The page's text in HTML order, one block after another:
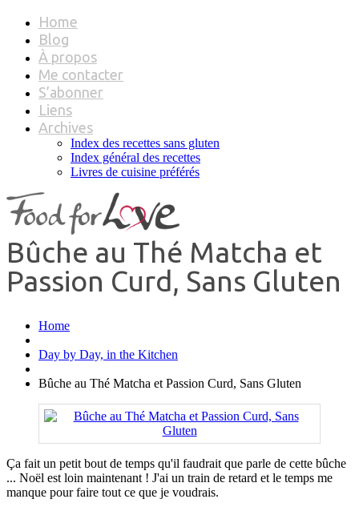
Home
Blog
À propos
Me contacter
S’abonner
Liens
Archives
Index des recettes sans gluten
Index général des recettes
Livres de cuisine préférés
Bûche au Thé Matcha et
Passion Curd, Sans Gluten
Home
Day by Day, in the Kitchen
Bûche au Thé Matcha et Passion Curd, Sans Gluten
Ça fait un petit bout de temps qu'il faudrait que parle de cette bûche
... Noël est loin maintenant ! J'ai un train de retard et le temps me
manque pour faire tout ce que je voudrais.